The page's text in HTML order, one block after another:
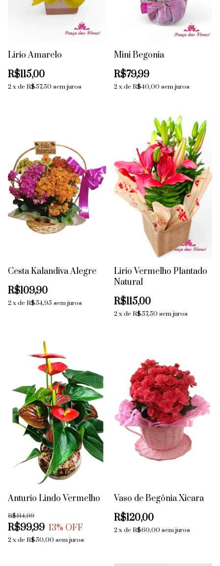
Lirio Amarelo
R$115,00
2 xde R$57,50 sem juros
Mini Begonia
R$79,99
2 xde R$40,00 sem juros
Cesta Kalandiva Alegre
R$109,90
2 xde R$54,95sem juros
Lirio Vermelho Plantado
Natural
R$115,00
2 xde R$57,50 sem juros
Anturio Lindo Vermelho
R$99,99
R$114,99
13% OFF
2 xde R$50,00 sem juros
Vaso de Begônia Xicara
R$120,00
2 xde R$60,00 sem juros